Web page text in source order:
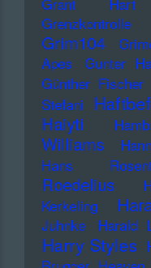
Grenzkontrolle
Grim104
Apes
Gunter
Günther Fischer
Stefani
Haiyti
Williams
Hans
Roedelius
Kerkeling
Juhnke
Harald
Harry Styles